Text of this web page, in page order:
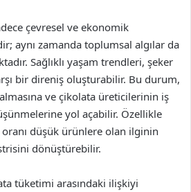
çevresel ve ekonomik
aynı zamanda toplumsal algılar da
Sağlıklı yaşam trendleri, şeker
bir direniş oluşturabilir. Bu durum,
ve çikolata üreticilerinin iş
yol açabilir. Özellikle
düşük ürünlere olan ilginin
dönüştürebilir.
tüketimi arasındaki ilişkiyi